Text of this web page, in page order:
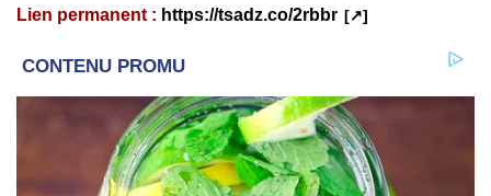
Lien permanent : https://tsadz.co/2rbbr